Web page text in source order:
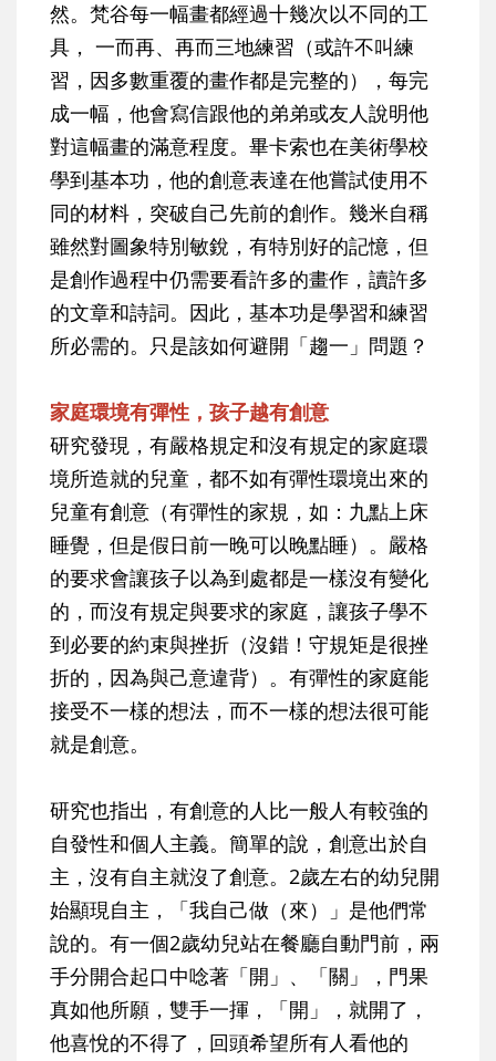
然。梵谷每一幅畫都經過十幾次以不同的工
具， 一而再、再而三地練習（或許不叫練
習，因多數重覆的畫作都是完整的），每完
成一幅，他會寫信跟他的弟弟或友人說明他
對這幅畫的滿意程度。畢卡索也在美術學校
學到基本功，他的創意表達在他嘗試使用不
同的材料，突破自己先前的創作。幾米自稱
雖然對圖象特別敏銳，有特別好的記憶，但
是創作過程中仍需要看許多的畫作，讀許多
的文章和詩詞。因此，基本功是學習和練習
所必需的。只是該如何避開「趨一」問題？
家庭環境有彈性，孩子越有創意
研究發現，有嚴格規定和沒有規定的家庭環
境所造就的兒童，都不如有彈性環境出來的
兒童有創意（有彈性的家規，如：九點上床
睡覺，但是假日前一晚可以晚點睡）。嚴格
的要求會讓孩子以為到處都是一樣沒有變化
的，而沒有規定與要求的家庭，讓孩子學不
到必要的約束與挫折（沒錯！守規矩是很挫
折的，因為與己意違背）。有彈性的家庭能
接受不一樣的想法，而不一樣的想法很可能
就是創意。
研究也指出，有創意的人比一般人有較強的
自發性和個人主義。簡單的說，創意出於自
主，沒有自主就沒了創意。2歲左右的幼兒開
始顯現自主，「我自己做（來）」是他們常
說的。有一個2歲幼兒站在餐廳自動門前，兩
手分開合起口中唸著「開」、「關」，門果
真如他所願，雙手一揮，「開」，就開了，
他喜悅的不得了，回頭希望所有人看他的